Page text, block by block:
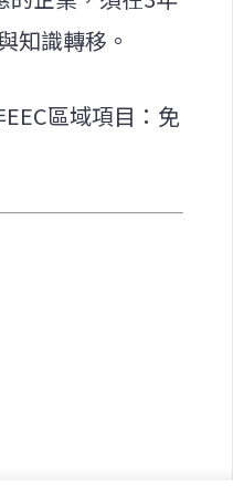
知識轉移。
區域項目：免